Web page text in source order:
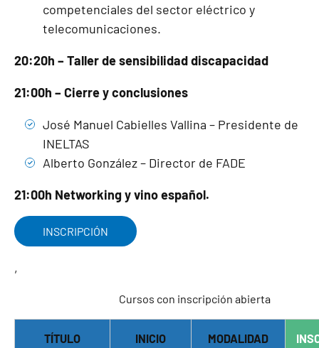
competenciales del sector eléctrico y
telecomunicaciones.
20:20h – Taller de sensibilidad discapacidad
21:00h – Cierre y conclusiones
José Manuel Cabielles Vallina – Presidente de
INELTAS
Alberto González – Director de FADE
21:00h Networking y vino español.
INSCRIPCIÓN
,
Cursos con inscripción abierta
TÍTULO INICIO MODALIDAD